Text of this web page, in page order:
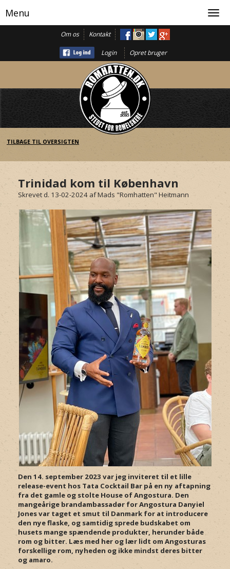
Om os Kontakt
Login Opret bruger
Menu
TILBAGE TIL OVERSIGTEN
Trinidad kom til København
Skrevet d. 13-02-2024afMads "Romhatten" Heitmann
Den 14. september 2023 var jeg inviteret til et lille
release-event hos Tata Cocktail Bar på en ny aftapning
fra det gamle og stolte House of Angostura. Den
mangeårige brandambassadør for Angostura Danyiel
Jones var taget et smut til Danmark for at introducere
den nye flaske, og samtidig sprede budskabet om
husets mange spændende produkter, herunder både
rom og bitter. Læs med her og lær lidt om Angosturas
forskellige rom, nyheden og ikke mindst deres bitter
og amaro.